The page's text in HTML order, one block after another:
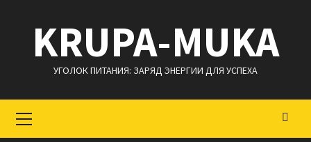
содержимому
KRUPA-MUKA
УГОЛОК ПИТАНИЯ: ЗАРЯД ЭНЕРГИИ ДЛЯ УСПЕХА
меню